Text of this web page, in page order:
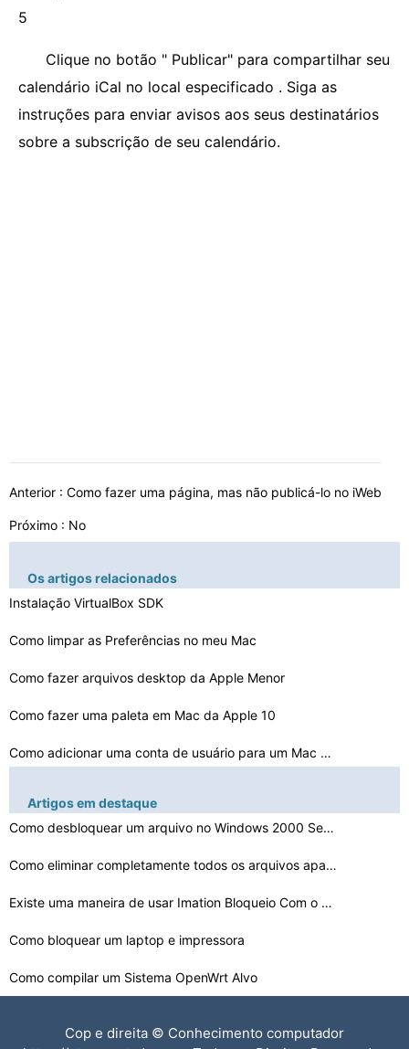
5
Clique no botão " Publicar" para compartilhar seu
calendário iCal no local especificado . Siga as
instruções para enviar avisos aos seus destinatários
sobre a subscrição de seu calendário.
Anterior : Como fazer uma página, mas não publicá-lo no iWeb
Próximo : No
Os artigos relacionados
Instalação VirtualBox SDK
Como limpar as Preferências no meu Mac
Como fazer arquivos desktop da Apple Menor
Como fazer uma paleta em Mac da Apple 10
Como adicionar uma conta de usuário para um Mac no Sno…
Como fazer backup da Apple TV Blobs
O volume de rede não desaparecer da área de trabalho …
MacBook Pro e superaquecer o ventilador está Bloqueado…
Como criar Intros Flash no Mac
Artigos em destaque
Como desbloquear um arquivo no Windows 2000 Server
Como eliminar completamente todos os arquivos apagados …
Existe uma maneira de usar Imation Bloqueio Com o Ubunt…
Como bloquear um laptop e impressora
Como compilar um Sistema OpenWrt Alvo
Cop e direita © Conhecimento computador